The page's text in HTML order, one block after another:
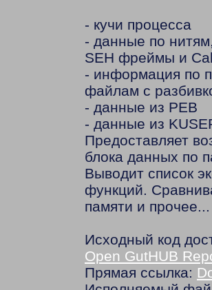
- кучи процесса
- данные по
SEH фреймы и
- информация по
файлам с
- данные из PEB
- данные из
Предоставляет
блока данных по
Выводит список
функций.
памяти и прочее...
Исходный код
Open GutHUB
Прямая ссылка: